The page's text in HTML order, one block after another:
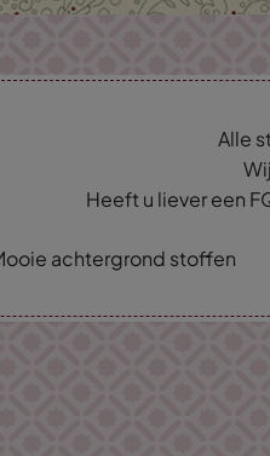
Alle
Heeft u liever een
achtergrond stoffen